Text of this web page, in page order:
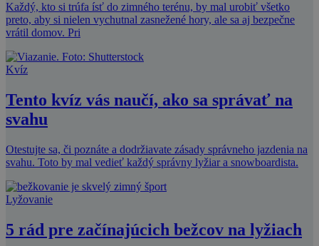
Každý, kto si trúfa ísť do zimného terénu, by mal urobiť všetko
preto, aby si nielen vychutnal zasnežené hory, ale sa aj bezpečne
vrátil domov. Pri
Kvíz
Tento kvíz vás naučí, ako sa správať na
svahu
Otestujte sa, či poznáte a dodržiavate zásady správneho jazdenia na
svahu. Toto by mal vedieť každý správny lyžiar a snowboardista.
Lyžovanie
5 rád pre začínajúcich bežcov na lyžiach